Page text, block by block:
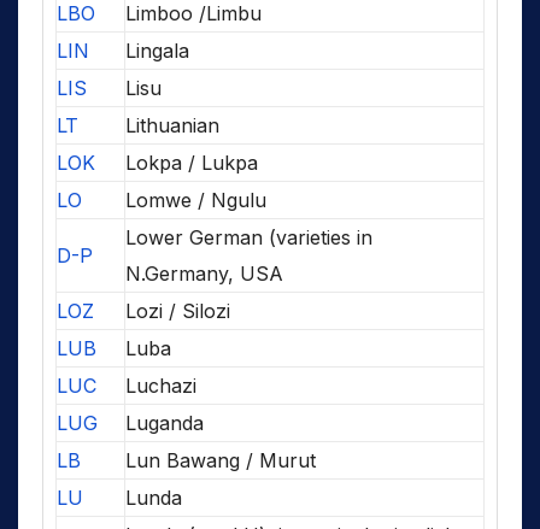
LBO
Limboo /Limbu
LIN
Lingala
LIS
Lisu
LT
Lithuanian
LOK
Lokpa / Lukpa
LO
Lomwe / Ngulu
D-P
Lower German (varieties in
N.Germany, USA
LOZ
Lozi / Silozi
LUB
Luba
LUC
Luchazi
LUG
Luganda
LB
Lun Bawang / Murut
LU
Lunda